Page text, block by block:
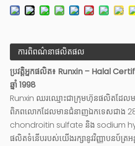
ការពិពណ៌នាផលិតផល
ប្រវត្តិអ្នកផលិត៖ Runxin – Halal
ឆ្នាំ 1998
Runxin ឈរឈ្មោះជាក្រុមហ៊ុនផលិតដែលម
ពិភពលោកដែលមានជំនាញឯកទេសជាង 28
chondroitin sulfate និង sodium
ផលិតទំនើបរបស់យើងរក្សានូវវិញ្ញាបនប័ត្រ